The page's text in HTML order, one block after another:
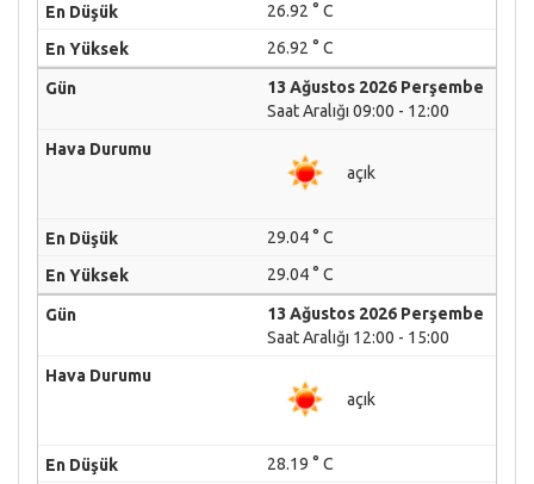
26.92 ° C
26.92 ° C
13 Ağustos 2026 Perşembe
Saat Aralığı 09:00 - 12:00
açık
29.04 ° C
29.04 ° C
13 Ağustos 2026 Perşembe
Saat Aralığı 12:00 - 15:00
açık
28.19 ° C